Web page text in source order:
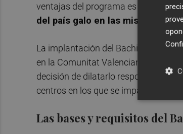
ventajas del programa es que los
del país galo en las mismas
La implantación del Bachibac fue
en la Comunitat Valenciana. La
decisión de dilatarlo responde a la
centros en los que se imparte.
Las bases y requisitos del